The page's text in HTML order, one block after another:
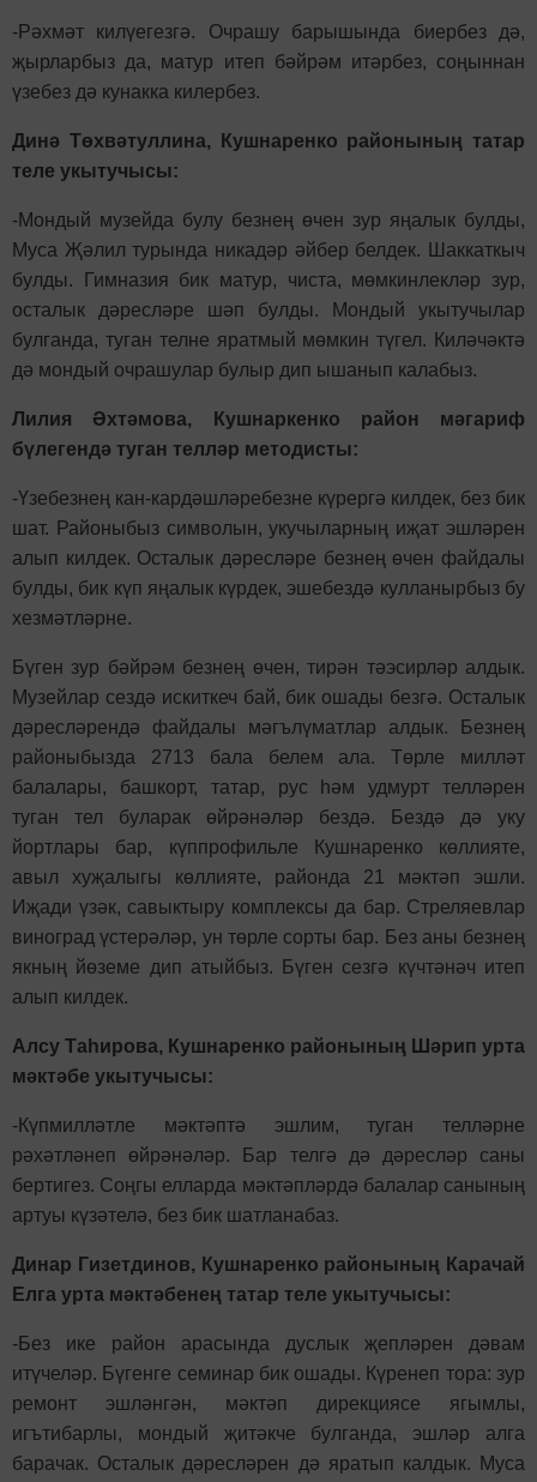
-Рәхмәт килүегезгә. Очрашу барышында биербез дә,
җырларбыз да, матур итеп бәйрәм итәрбез, соңыннан
үзебез дә кунакка килербез.
Динә Төхвәтуллина, Кушнаренко районының татар
теле укытучысы:
-Мондый музейда булу безнең өчен зур яңалык булды,
Муса Җәлил турында никадәр әйбер белдек. Шаккаткыч
булды. Гимназия бик матур, чиста, мөмкинлекләр зур,
осталык дәресләре шәп булды. Мондый укытучылар
булганда, туган телне яратмый мөмкин түгел. Киләчәктә
дә мондый очрашулар булыр дип ышанып калабыз.
Лилия Әхтәмова, Кушнаркенко район мәгариф
бүлегендә туган телләр методисты:
-Үзебезнең кан-кардәшләребезне күрергә килдек, без бик
шат. Районыбыз символын, укучыларның иҗат эшләрен
алып килдек. Осталык дәресләре безнең өчен файдалы
булды, бик күп яңалык күрдек, эшебездә кулланырбыз бу
хезмәтләрне.
Бүген зур бәйрәм безнең өчен, тирән тәэсирләр алдык.
Музейлар сездә искиткеч бай, бик ошады безгә. Осталык
дәресләрендә файдалы мәгълүматлар алдык. Безнең
районыбызда 2713 бала белем ала. Төрле милләт
балалары, башкорт, татар, рус һәм удмурт телләрен
туган тел буларак өйрәнәләр бездә. Бездә дә уку
йортлары бар, күппрофильле Кушнаренко көллияте,
авыл хуҗалыгы көллияте, районда 21 мәктәп эшли.
Иҗади үзәк, савыктыру комплексы да бар. Стреляевлар
виноград үстерәләр, ун төрле сорты бар. Без аны безнең
якның йөземе дип атыйбыз. Бүген сезгә күчтәнәч итеп
алып килдек.
Алсу Таһирова, Кушнаренко районының Шәрип урта
мәктәбе укытучысы:
-Күпмилләтле мәктәптә эшлим, туган телләрне
рәхәтләнеп өйрәнәләр. Бар телгә дә дәресләр саны
бертигез. Соңгы елларда мәктәпләрдә балалар санының
артуы күзәтелә, без бик шатланабаз.
Динар Гизетдинов, Кушнаренко районының Карачай
Елга урта мәктәбенең татар теле укытучысы:
-Без ике район арасында дуслык җепләрен дәвам
итүчеләр. Бүгенге семинар бик ошады. Күренеп тора: зур
ремонт эшләнгән, мәктәп дирекциясе ягымлы,
игътибарлы, мондый җитәкче булганда, эшләр алга
барачак. Осталык дәресләрен дә яратып калдык. Муса